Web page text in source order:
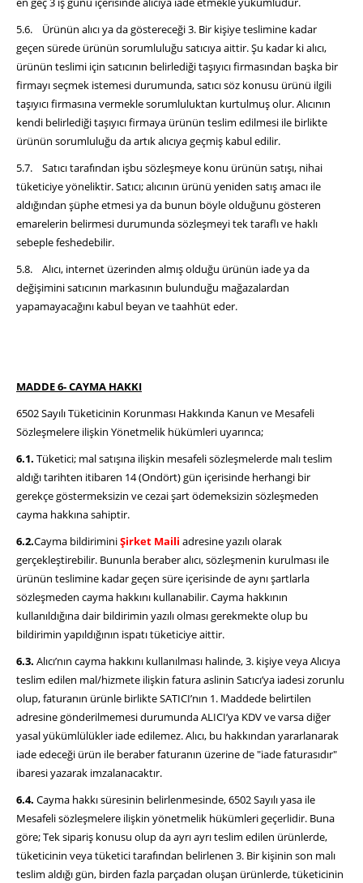
5.6. Ürünün alıcı ya da göstereceği 3. Bir kişiye teslimine kadar
geçen sürede ürünün sorumluluğu satıcıya aittir. Şu kadar ki alıcı,
ürünün teslimi için satıcının belirlediği taşıyıcı firmasından başka bir
firmayı seçmek istemesi durumunda, satıcı söz konusu ürünü ilgili
taşıyıcı firmasına vermekle sorumluluktan kurtulmuş olur. Alıcının
kendi belirlediği taşıyıcı firmaya ürünün teslim edilmesi ile birlikte
ürünün sorumluluğu da artık alıcıya geçmiş kabul edilir.
5.7. Satıcı tarafından işbu sözleşmeye konu ürünün satışı, nihai
tüketiciye yöneliktir. Satıcı; alıcının ürünü yeniden satış amacı ile
aldığından şüphe etmesi ya da bunun böyle olduğunu gösteren
emarelerin belirmesi durumunda sözleşmeyi tek taraflı ve haklı
sebeple feshedebilir.
5.8. Alıcı, internet üzerinden almış olduğu ürünün iade ya da
değişimini satıcının markasının bulunduğu mağazalardan
yapamayacağını kabul beyan ve taahhüt eder.
MADDE 6- CAYMA HAKKI
6502 Sayılı Tüketicinin Korunması Hakkında Kanun ve Mesafeli
Sözleşmelere ilişkin Yönetmelik hükümleri uyarınca;
6.1. Tüketici; mal satışına ilişkin mesafeli sözleşmelerde malı teslim
aldığı tarihten itibaren 14 (Ondört) gün içerisinde herhangi bir
gerekçe göstermeksizin ve cezai şart ödemeksizin sözleşmeden
cayma hakkına sahiptir.
6.2.Cayma bildiriminiŞirket Maili adresine yazılı olarak
gerçekleştirebilir. Bununla beraber alıcı, sözleşmenin kurulması ile
ürünün teslimine kadar geçen süre içerisinde de aynı şartlarla
sözleşmeden cayma hakkını kullanabilir. Cayma hakkının
kullanıldığına dair bildirimin yazılı olması gerekmekte olup bu
bildirimin yapıldığının ispatı tüketiciye aittir.
6.3. Alıcı’nın cayma hakkını kullanılması halinde, 3. kişiye veya Alıcıya
teslim edilen mal/hizmete ilişkin fatura aslinin Satıcı’ya iadesi zorunlu
olup,faturanın ürünle birlikte SATICI’nın 1. Maddede belirtilen
adresine gönderilmemesi durumunda ALICI’ya KDV ve varsa diğer
yasal yükümlülükler iade edilemez. Alıcı, bu hakkından yararlanarak
iade edeceği ürün ile beraber faturanın üzerine de "iade faturasıdır"
ibaresi yazarak imzalanacaktır.
6.4. Cayma hakkı süresinin belirlenmesinde, 6502 Sayılı yasa ile
Mesafeli sözleşmelere ilişkin yönetmelik hükümleri geçerlidir. Buna
göre; Tek sipariş konusu olup da ayrı ayrı teslim edilen ürünlerde,
tüketicinin veya tüketici tarafından belirlenen 3. Bir kişinin son malı
teslim aldığı gün, birden fazla parçadan oluşan ürünlerde, tüketicinin